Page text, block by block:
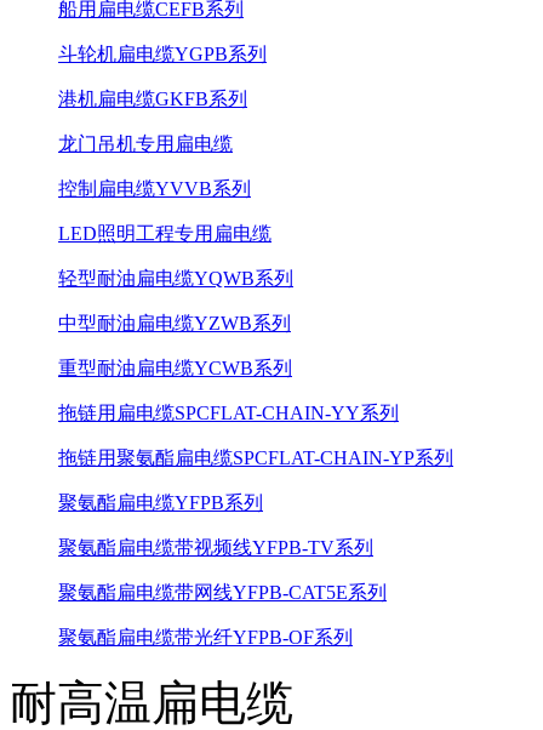
船用扁电缆CEFB系列
斗轮机扁电缆YGPB系列
港机扁电缆GKFB系列
龙门吊机专用扁电缆
控制扁电缆YVVB系列
LED照明工程专用扁电缆
轻型耐油扁电缆YQWB系列
中型耐油扁电缆YZWB系列
重型耐油扁电缆YCWB系列
拖链用扁电缆SPCFLAT-CHAIN-YY系列
拖链用聚氨酯扁电缆SPCFLAT-CHAIN-YP系列
聚氨酯扁电缆YFPB系列
聚氨酯扁电缆带视频线YFPB-TV系列
聚氨酯扁电缆带网线YFPB-CAT5E系列
聚氨酯扁电缆带光纤YFPB-OF系列
耐高温扁电缆